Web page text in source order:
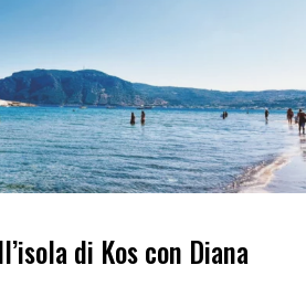
di Kos con Diana